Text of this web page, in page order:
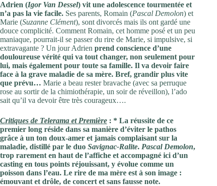
Adrien (Igor Van Dessel) vit une adolescence tourmentée et
n’a pas la vie facile. Ses parents, Romain (Pascal Demolon) et
Marie (Suzanne Clément), sont divorcés mais ils ont gardé une
douce complicité. Comment Romain, cet homme posé et un peu
maniaque, pourrait-il se passer du rire de Marie, si impulsive, si
extravagante ? Un jour Adrien prend conscience d’une
douloureuse vérité qui va tout changer, non seulement pour
lui, mais également pour toute sa famille. Il va devoir faire
face à la grave maladie de sa mère. Bref, grandir plus vite
que prévu… Marie a beau rester bravache (avec sa perruque
rose au sortir de la chimiothérapie, un soir de réveillon), l’ado
sait qu’il va devoir être très courageux….
Critiques de Telerama et Première : * La réussite de ce
premier long réside dans sa manière d’éviter le pathos
grâce à un ton doux-amer et jamais complaisant sur la
maladie, distillé par le duo Savignac-Ralite. Pascal Demolon,
trop rarement en haut de l’affiche et accompagné ici d’un
casting en tous points réjouissant, y évolue comme un
poisson dans l’eau. Le rire de ma mère est à son image :
émouvant et drôle, de concert et sans fausse note.